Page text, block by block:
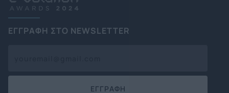
ΕΓΓΡΑΦΗ ΣΤΟ NEWSLETTER
ΕΓΓΡΑΦΗ